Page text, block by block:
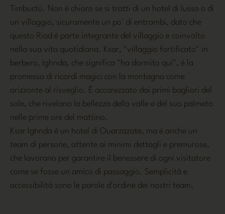
Timbuctù. Non è chiaro se si tratti di un hotel di lusso o di
un villaggio, sicuramente un po' di entrambi, dato che
questo Riad è parte integrante del villaggio e coinvolto
nella sua vita quotidiana. Ksar, "villaggio fortificato" in
berbero, Ighnda, che significa "ha dormito qui", è la
promessa di ricordi magici con la montagna come
orizzonte al risveglio. È accarezzato dai primi bagliori del
sole, che rivelano la bellezza della valle e del suo palmeto
nelle prime ore del mattino.
Ksar Ighnda è un hotel di Ouarzazate, ma è anche un
team di persone, attente ai minimi dettagli e premurose,
che lavorano per garantire il benessere di ogni visitatore
come se fosse un amico di passaggio. Semplicità e
accessibilità sono le parole d'ordine dei nostri team.